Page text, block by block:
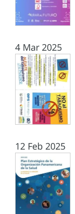
4 Mar 2025
12 Feb 2025